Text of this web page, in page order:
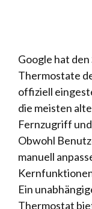
Google hat
Thermostate
offiziell
die meisten
Fernzugriff
Obwohl
manuell
Ein
Thermostat